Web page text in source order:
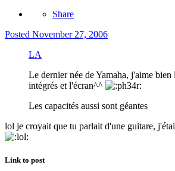
Share
Posted November 27, 2006
LA
Le dernier née de Yamaha, j'aime bien
intégrés et l'écran^^
Les capacités aussi sont géantes
lol je croyait que tu parlait d'une guitare,
Link to post